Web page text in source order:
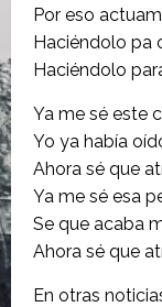
Por eso
Haciéndolo pa
Haciéndolo
Ya me sé este
Yo ya había
Ahora sé que
Ya me sé esa
Se que acaba
Ahora sé que
En otras